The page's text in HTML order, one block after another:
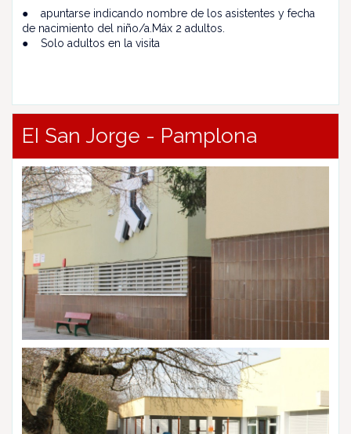
● apuntarse indicando nombre de los asistentes y fecha
de nacimiento del niño/a.Máx 2 adultos.
● Solo adultos en la visita
EI San Jorge - Pamplona